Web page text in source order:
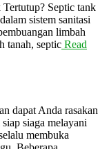
Septic tank
sistem sanitasi
limbah
tanah, septic Read
dapat Anda rasakan
siaga melayani
membuka